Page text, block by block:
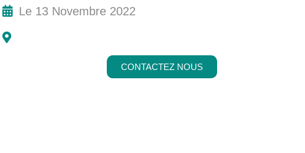
Le 13 Novembre 2022
CONTACTEZ NOUS